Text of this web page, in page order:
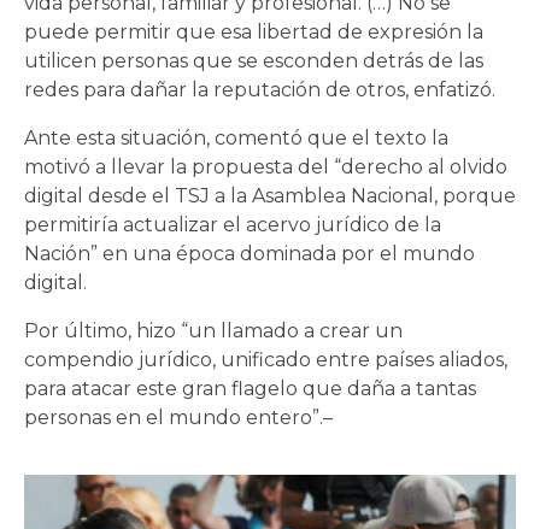
puede permitir que esa libertad de expresión la
utilicen personas que se esconden detrás de las
redes para dañar la reputación de otros, enfatizó.
Ante esta situación, comentó que el texto la
motivó a llevar la propuesta del “derecho al olvido
digital desde el TSJ a la Asamblea Nacional, porque
permitiría actualizar el acervo jurídico de la
Nación” en una época dominada por el mundo
digital.
Por último, hizo “un llamado a crear un
compendio jurídico, unificado entre países aliados,
para atacar este gran flagelo que daña a tantas
personas en el mundo entero”.–